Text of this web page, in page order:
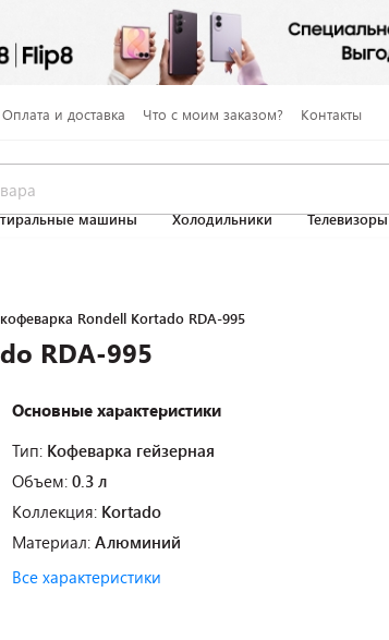
Оплата и доставка Что с моим заказом? Контакты
машины Холодильники Телевизоры
Rondell Kortado RDA-995
RDA-995
Основные характеристики
Тип: Кофеварка гейзерная
Объем: 0.3 л
Коллекция: Kortado
Материал: Алюминий
Все характеристики